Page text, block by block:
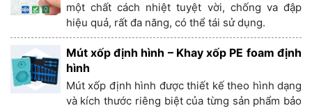
một chất cách nhiệt tuyệt vời, chống va đập
hiệu quả, rất đa năng, có thể tái sử dụng.
Mút xốp định hình – Khay xốp PE foam định
hình
Mút xốp định hình được thiết kế theo hình dạng
và kích thước riêng biệt của từng sản phẩm bảo